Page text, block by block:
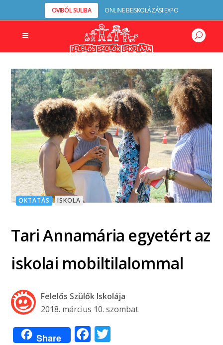
OVIBÓL SULIBA ONLINE BEISKOLÁZÁSI EXPO
OKTATÁS ISKOLA
Tari Annamária egyetért az
iskolai mobiltilalommal
Felelős Szülők Iskolája
2018. március 10. szombat
Share Facebook